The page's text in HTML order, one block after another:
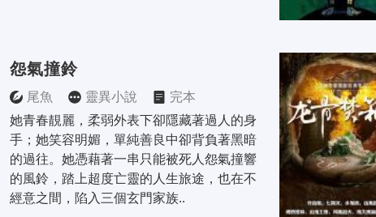
怨氣撞鈴
尾魚 靈異小說
完本
她青春靚麗，柔弱外表下卻隱藏著過人的身
手；她笑容明媚，單純善良中卻背負著黑暗
的過往。她憑藉著一串只能被死人怨氣撞響
的風鈴，踏上超度亡靈的人生旅途，也在不
經意之間，陷入三個玄門家族..